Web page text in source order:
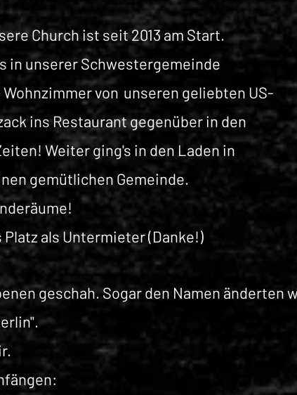
Church ist seit 2013 am Start.
in unserer Schwestergemeinde
von unseren geliebten US-
ins Restaurant gegenüber in den
Weiter ging's in den Laden in
gemütlichen Gemeinde.
als Untermieter (Danke!)
geschah. Sogar den Namen änderten